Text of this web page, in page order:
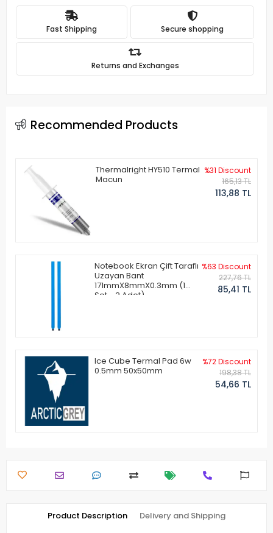
Fast Shipping Secure shopping
Returns and Exchanges
Recommended Products
Thermalright HY510 Termal
Macun
%31 Discount
165,13 TL
113,88 TL
Notebook Ekran Çift Taraflı
Uzayan Bant
171mmX8mmX0.3mm (1
Set - 2 Adet)
%63 Discount
227,76 TL
85,41 TL
Ice Cube Termal Pad 6w
0.5mm 50x50mm
%72 Discount
198,38 TL
54,66 TL
Product Description Delivery and Shipping